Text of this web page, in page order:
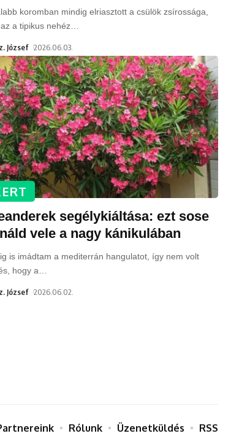
koromban mindig elriasztott a csülök zsírossága,
a tipikus nehéz
József 2026.06.03.
segélykiáltása: ezt sose
vele a nagy kánikulában
is imádtam a mediterrán hangulatot, így nem volt
hogy a
József 2026.06.02.
Rólunk Üzenetküldés RSS